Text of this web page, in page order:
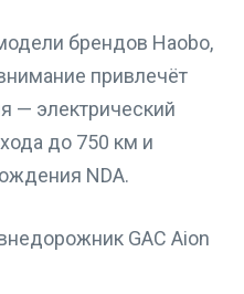
брендов Haobo,
привлечёт
— электрический
до 750 км и
NDA.